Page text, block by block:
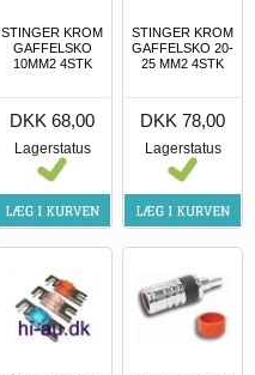
STINGER KROM
GAFFELSKO
10MM2 4STK
DKK 68,00
Lagerstatus
STINGER KROM
GAFFELSKO 20-
25 MM2 4STK
DKK 78,00
Lagerstatus